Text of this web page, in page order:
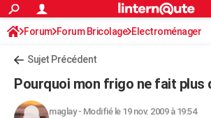
ACTUALITÉS
Politique
Société
Faits Divers
Education
Monde
Villes
+
FINANCE
S'inscrire
Connexion
Forum Forum Bricolage Electroménager
Sujet Précédent
Pourquoi mon frigo ne fait plus
maglay- Modifié le 19 nov. 2009 à 19:54